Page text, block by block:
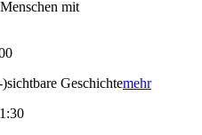
mit
Geschichtemehr